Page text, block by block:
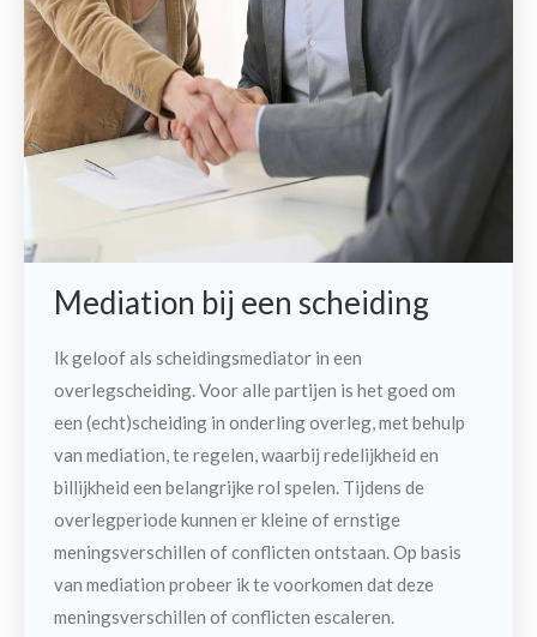
Mediation bij een scheiding
Ik geloof als scheidingsmediator in een
overlegscheiding. Voor alle partijen is het goed om
een (echt)scheiding in onderling overleg, met behulp
van mediation, te regelen, waarbij redelijkheid en
billijkheid een belangrijke rol spelen. Tijdens de
overlegperiode kunnen er kleine of ernstige
meningsverschillen of conflicten ontstaan. Op basis
van mediation probeer ik te voorkomen dat deze
meningsverschillen of conflicten escaleren.